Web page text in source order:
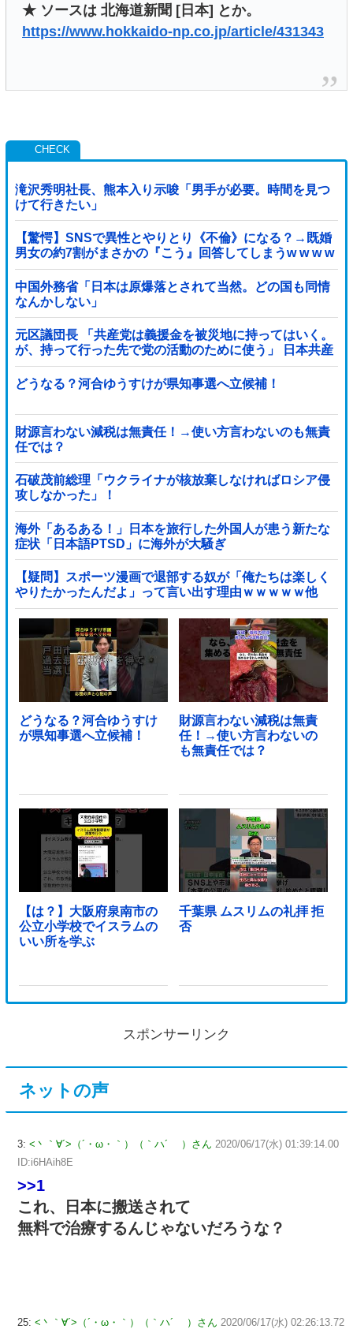
★ ソースは 北海道新聞 [日本] とか。
https://www.hokkaido-np.co.jp/article/431343
滝沢秀明社長、熊本入り示唆「男手が必要。時間を見つ
けて行きたい」
【驚愕】SNSで異性とやりとり《不倫》になる？→既婚
男女の約7割がまさかの『こう』回答してしまうw w w w
w w w w
中国外務省「日本は原爆落とされて当然。どの国も同情
なんかしない」
元区議団長 「共産党は義援金を被災地に持ってはいく。
が、持って行った先で党の活動のために使う」 日本共産
党「事実ではありません」
どうなる？河合ゆうすけが県知事選へ立候補！
財源言わない減税は無責任！→使い方言わないのも無責
任では？
石破茂前総理「ウクライナが核放棄しなければロシア侵
攻しなかった」！
海外「あるある！」日本を旅行した外国人が患う新たな
症状「日本語PTSD」に海外が大騒ぎ
【疑問】スポーツ漫画で退部する奴が「俺たちは楽しく
やりたかったんだよ」って言い出す理由ｗｗｗｗｗ他
どうなる？河合ゆうすけ
が県知事選へ立候補！
財源言わない減税は無責
任！→使い方言わないの
も無責任では？
【は？】大阪府泉南市の
公立小学校でイスラムの
いい所を学ぶ
千葉県 ムスリムの礼拝 拒
否
スポンサーリンク
ネットの声
3: <丶｀∀´>（´・ω・｀）（｀ハ´ ）さん 2020/06/17(水) 01:39:14.00
ID:i6HAih8E
>>1
これ、日本に搬送されて
無料で治療するんじゃないだろうな？
25: <丶｀∀´>（´・ω・｀）（｀ハ´ ）さん 2020/06/17(水) 02:26:13.72